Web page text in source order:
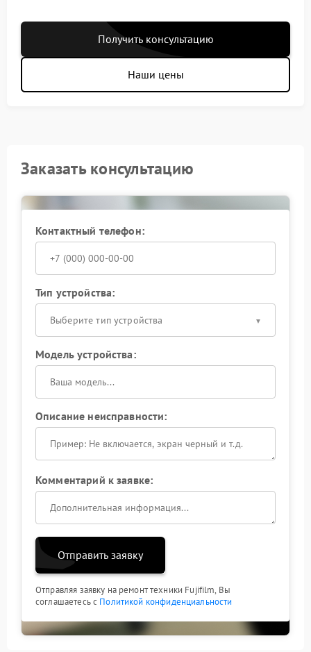
Получить консультацию
Наши цены
Заказать консультацию
Контактный телефон:
Тип устройства:
Выберите тип устройства
Модель устройства:
Описание неисправности:
Комментарий к заявке:
Отправить заявку
Отправляя заявку на ремонт техники Fujifilm, Вы
соглашаетесь с Политикой конфиденциальности